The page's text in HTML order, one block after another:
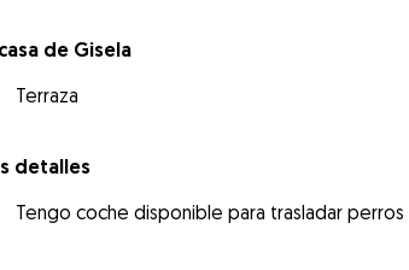
de Gisela
Terraza
detalles
Tengo coche disponible para trasladar perros